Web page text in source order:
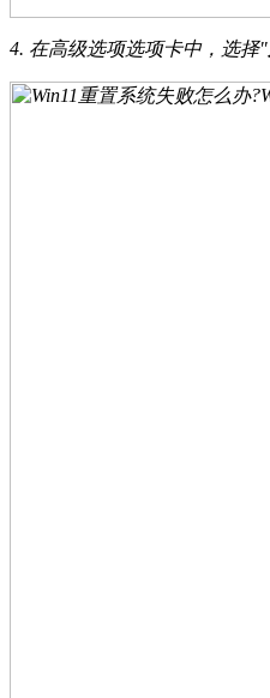
4. 在高级选项选项卡中，选择"